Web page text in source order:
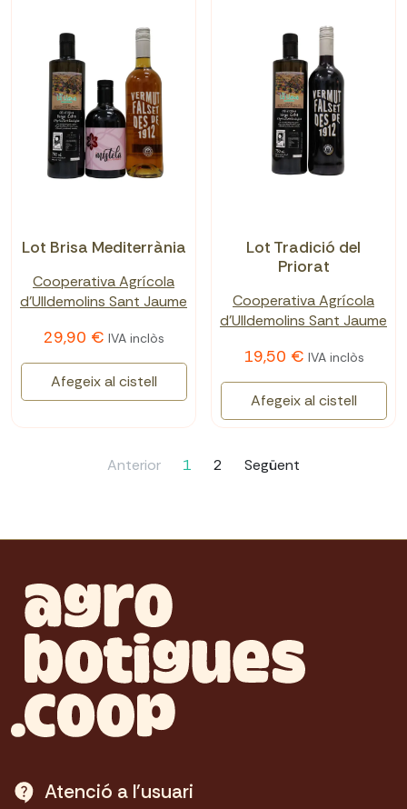
Lot Brisa Mediterrània
Cooperativa Agrícola
d'Ulldemolins Sant Jaume
29,90 € IVA inclòs
Afegeix al cistell
Lot Tradició del
Priorat
Cooperativa Agrícola
d'Ulldemolins Sant Jaume
19,50 € IVA inclòs
Afegeix al cistell
Anterior 1 2 Següent
Atenció a l'usuari